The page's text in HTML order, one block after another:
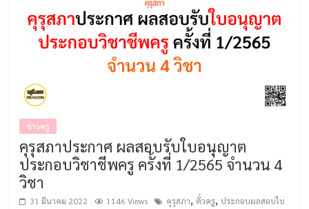
ข่าวครู
คุรุสภาประกาศ ผลสอบรับใบอนุญาต
ประกอบวิชาชีพครู ครั้งที่ 1/2565 จำนวน 4
วิชา
31 มีนาคม 2022 1146 Views คุรุสภา, ตั๋วครู,ประกอบผลสอบใบ